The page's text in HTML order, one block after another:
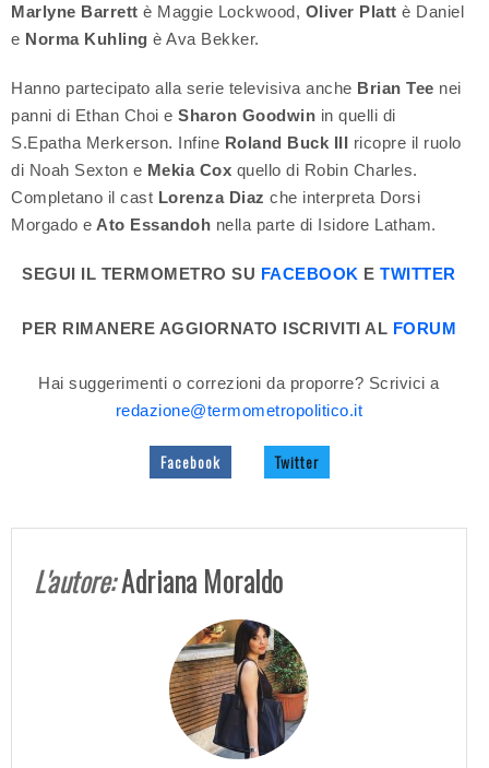
Marlyne Barrett è Maggie Lockwood, Oliver Platt è Daniel
e Norma Kuhling è Ava Bekker.
Hanno partecipato alla serie televisiva anche Brian Tee nei
panni di Ethan Choi e Sharon Goodwin in quelli di
S.Epatha Merkerson. Infine Roland Buck III ricopre il ruolo
di Noah Sexton e Mekia Cox quello di Robin Charles.
Completano il cast Lorenza Diaz che interpreta Dorsi
Morgado e Ato Essandoh nella parte di Isidore Latham.
SEGUI IL TERMOMETRO SU FACEBOOK ETWITTER
PER RIMANERE AGGIORNATO ISCRIVITI AL FORUM
Hai suggerimenti o correzioni da proporre? Scrivici a
redazione@termometropolitico.it
Facebook Twitter
L'autore:Adriana Moraldo